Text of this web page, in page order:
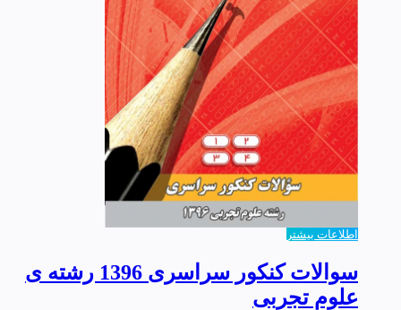
اطلاعات بیشتر
سوالات کنکور سراسری 1396 رشته ی
علوم تجربی